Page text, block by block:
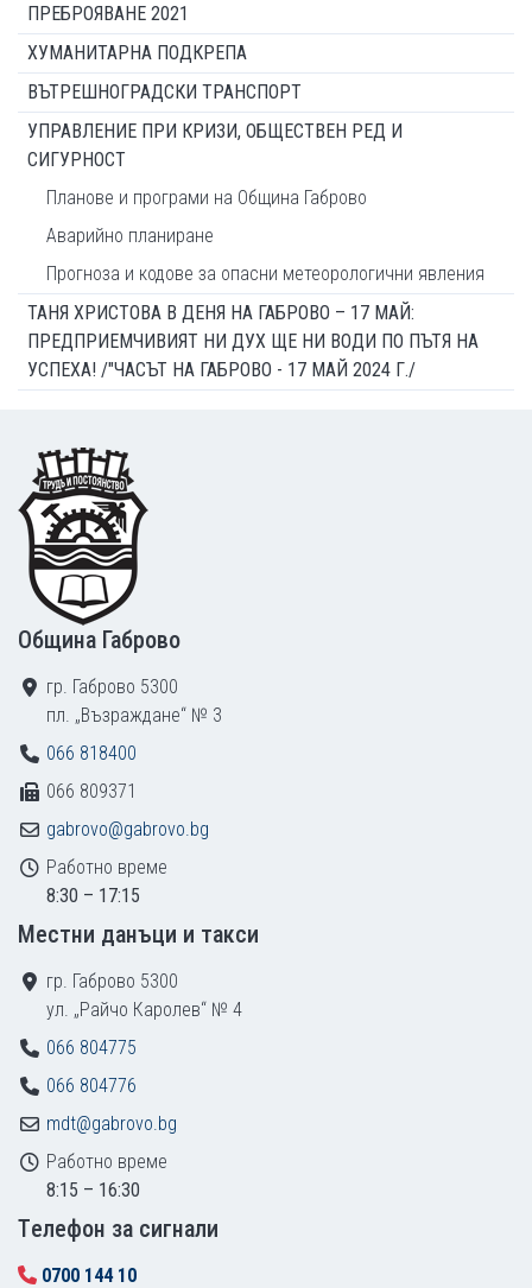
ПРЕБРОЯВАНЕ 2021
ХУМАНИТАРНА ПОДКРЕПА
ВЪТРЕШНОГРАДСКИ ТРАНСПОРТ
УПРАВЛЕНИЕ ПРИ КРИЗИ, ОБЩЕСТВЕН РЕД И
СИГУРНОСТ
Планове и програми на Община Габрово
Аварийно планиране
Прогноза и кодове за опасни метеорологични явления
ТАНЯ ХРИСТОВА В ДЕНЯ НА ГАБРОВО – 17 МАЙ:
ПРЕДПРИЕМЧИВИЯТ НИ ДУХ ЩЕ НИ ВОДИ ПО ПЪТЯ НА
УСПЕХА! /"ЧАСЪТ НА ГАБРОВО - 17 МАЙ 2024 Г./
Footer
Община Габрово
гр. Габрово 5300
пл. „Възраждане“ № 3
066 818400
066 809371
gabrovo@gabrovo.bg
Работно време
8:30 – 17:15
Местни данъци и такси
гр. Габрово 5300
ул. „Райчо Каролев“ № 4
066 804775
066 804776
mdt@gabrovo.bg
Работно време
8:15 – 16:30
Tелефон за сигнали
0700 144 10